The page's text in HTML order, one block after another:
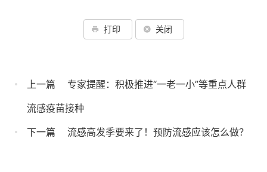
打印 关闭
上一篇
专家提醒：积极推进“一老一小”等重点人群
流感疫苗接种
下一篇
流感高发季要来了！预防流感应该怎么做？